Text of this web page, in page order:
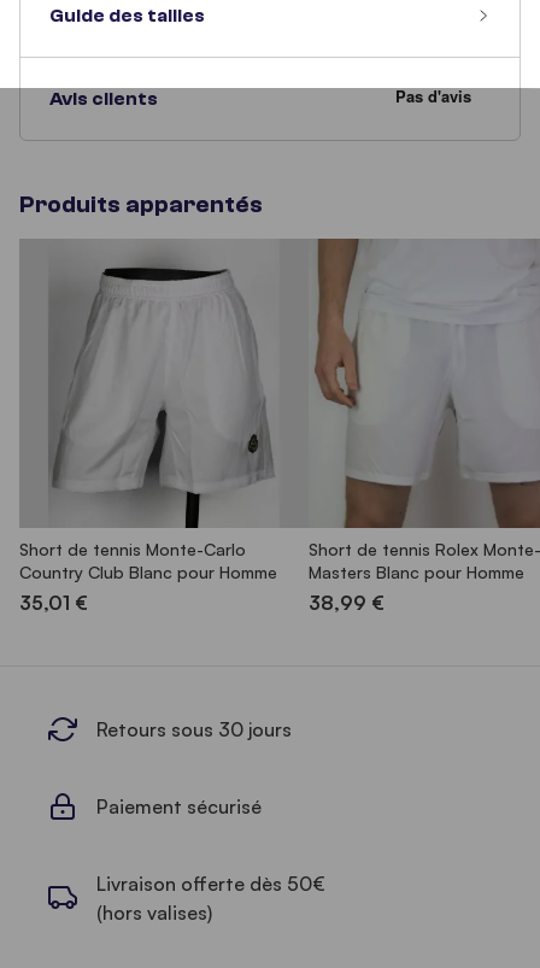
Guide des tailles
Avis clients
Produits apparentés
Short de tennis Monte-Carlo
Country Club Blanc pour Homme
35,01 €
Short de tennis Rolex
Masters Blanc pour Homme
38,99 €
Retours sous 30 jours
Paiement sécurisé
Livraison offerte dès 50€
(hors valises)